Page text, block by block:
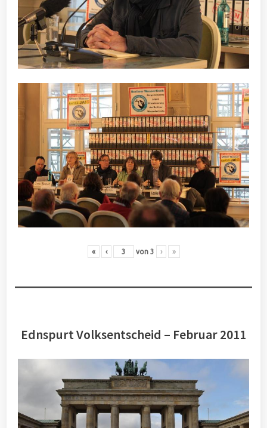
« ‹ von 3 › »
Ednspurt Volksentscheid – Februar 2011